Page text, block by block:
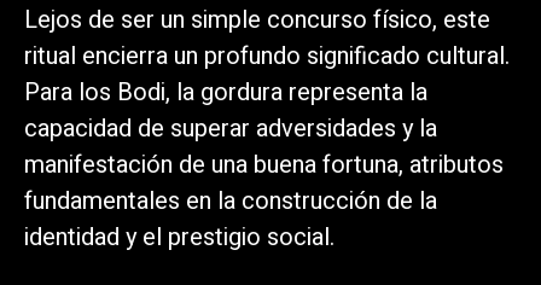
Lejos de ser un simple concurso físico, este
ritual encierra un profundo significado cultural.
Para los Bodi, la gordura representa la
capacidad de superar adversidades y la
manifestación de una buena fortuna, atributos
fundamentales en la construcción de la
identidad y el prestigio social.